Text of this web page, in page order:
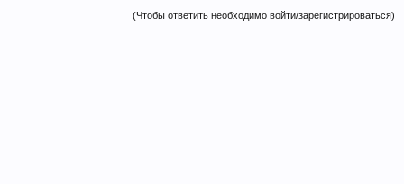
(Чтобы ответить необходимо войти/зарегистрироваться)